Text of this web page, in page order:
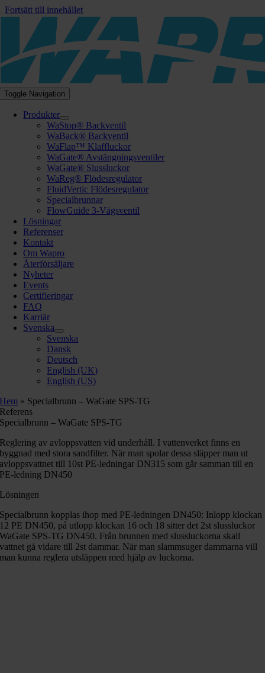
Fortsätt till innehållet
Toggle Navigation
Produkter
WaStop® Backventil
WaBack® Backventil
WaFlap™ Klaffluckor
WaGate® Avstängningsventiler
WaGate® Slussluckor
WaReg® Flödesregulator
FluidVertic Flödesregulator
Specialbrunnar
FlowGuide 3-Vägsventil
Lösningar
Referenser
Kontakt
Om Wapro
Återförsäljare
Nyheter
Events
Certifieringar
FAQ
Karriär
Svenska
Svenska
Dansk
Deutsch
English (UK)
English (US)
Hem » Specialbrunn – WaGate SPS-TG
Referens
Specialbrunn – WaGate SPS-TG
Reglering av avloppsvatten vid underhåll. I vattenverket finns en
byggnad med stora sandfilter. När man spolar dessa släpper man ut
avloppsvattnet till 10st PE-ledningar DN315 som går samman till en
PE-ledning DN450
Lösningen
Specialbrunn kopplas ihop med PE-ledningen DN450: Inlopp klockan
12 PE DN450, på utlopp klockan 16 och 18 sitter det 2st slussluckor
WaGate SPS-TG DN450. Från brunnen med slussluckorna skall
vattnet gå vidare till 2st dammar. När man slammsuger dammarna vill
man kunna reglera utsläppen med hjälp av luckorna.